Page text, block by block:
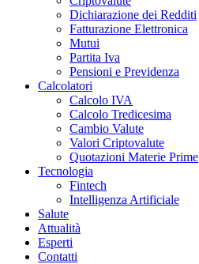
Dichiarazione dei Redditi
Fatturazione Elettronica
Mutui
Partita Iva
Pensioni e Previdenza
Calcolatori
Calcolo IVA
Calcolo Tredicesima
Cambio Valute
Valori Criptovalute
Quotazioni Materie Prime
Tecnologia
Fintech
Intelligenza Artificiale
Salute
Attualità
Esperti
Contatti